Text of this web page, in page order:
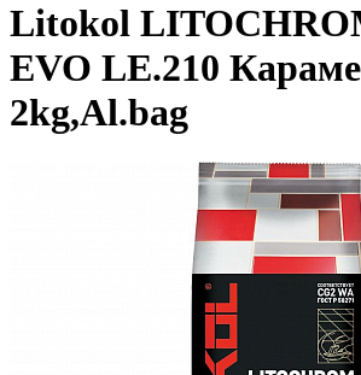
Litokol
EVO LE.210
2kg,Al.bag